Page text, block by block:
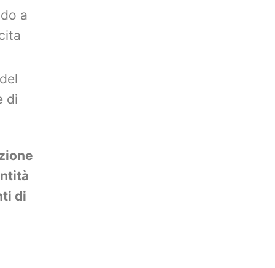
a
di
di